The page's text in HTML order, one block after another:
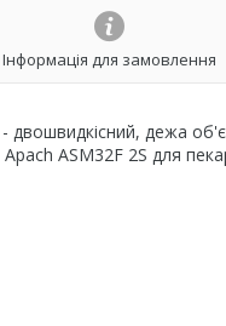
Інформація для замовлення
- двошвидкісний, дежа
ASM32F 2S для